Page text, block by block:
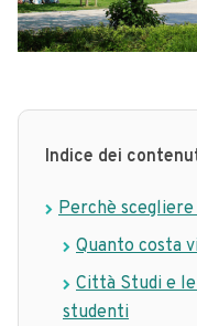
Indice dei
Perchè
Quanto costa
Città Studi e
studenti